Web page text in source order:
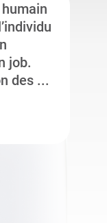
job.
des ...